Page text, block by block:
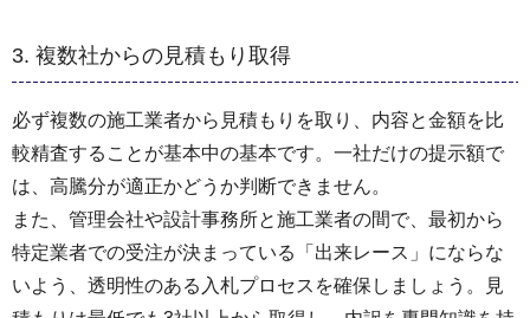
3. 複数社からの見積もり取得
必ず複数の施工業者から見積もりを取り、内容と金額を比
較精査することが基本中の基本です。一社だけの提示額で
は、高騰分が適正かどうか判断できません。
また、管理会社や設計事務所と施工業者の間で、最初から
特定業者での受注が決まっている「出来レース」にならな
いよう、透明性のある入札プロセスを確保しましょう。見